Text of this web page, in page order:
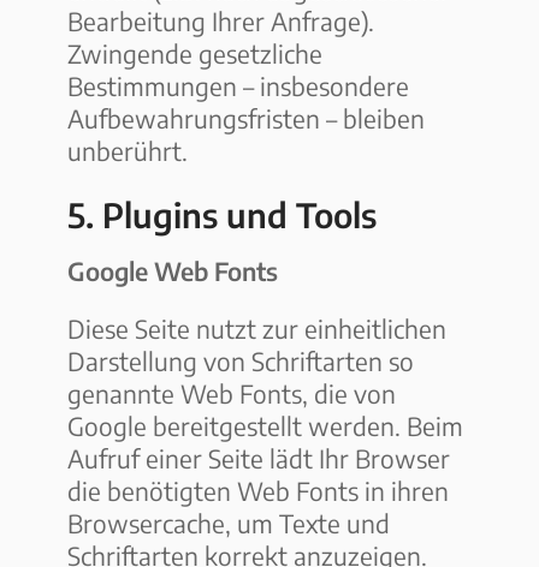
Bearbeitung Ihrer Anfrage).
Zwingende gesetzliche
Bestimmungen – insbesondere
Aufbewahrungsfristen – bleiben
unberührt.
5. Plugins und Tools
Google Web Fonts
Diese Seite nutzt zur einheitlichen
Darstellung von Schriftarten so
genannte Web Fonts, die von
Google bereitgestellt werden. Beim
Aufruf einer Seite lädt Ihr Browser
die benötigten Web Fonts in ihren
Browsercache, um Texte und
Schriftarten korrekt anzuzeigen.